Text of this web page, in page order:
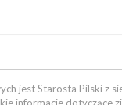
jest Starosta Pilski z
informacje dotyczące